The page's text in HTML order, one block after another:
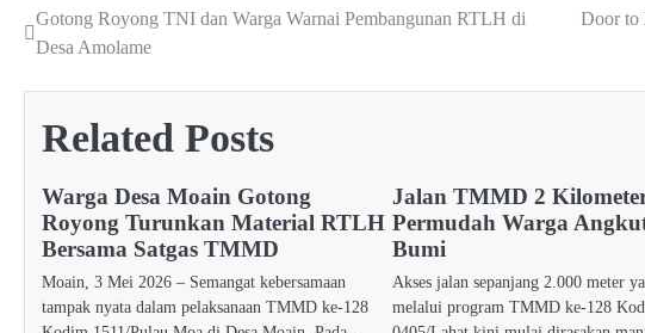
Post
Gotong Royong TNI dan Warga Warnai Pembangunan RTLH di
Desa Amolame
Door to
Related Posts
Warga Desa Moain Gotong
Royong Turunkan Material RTLH
Bersama Satgas TMMD
Moain, 3 Mei 2026 – Semangat kebersamaan
tampak nyata dalam pelaksanaan TMMD ke-128
Jalan TMMD 2
Permudah Warga
Bumi
Akses jalan sepanjang 2.000 meter
melalui program TMMD ke-128